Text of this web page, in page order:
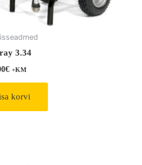
3.34
€ +KM
korvi